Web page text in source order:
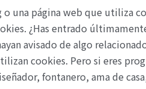
o una página web que utiliza
¿Has entrado
avisado de algo
cookies. Pero si eres
fontanero, ama de